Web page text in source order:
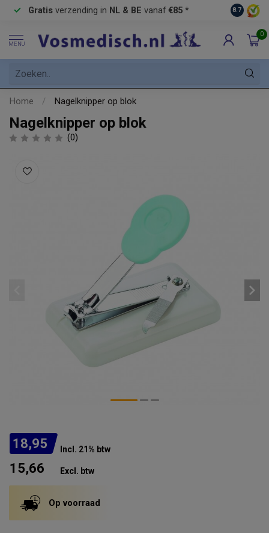
Gratis verzending in NL & BE vanaf €85 * Pick-up
8.7
MENU
0
Home / Nagelknipper op blok
Nagelknipper op blok
(0)
18,95 Incl. 21% btw
15,66 Excl. btw
Op voorraad